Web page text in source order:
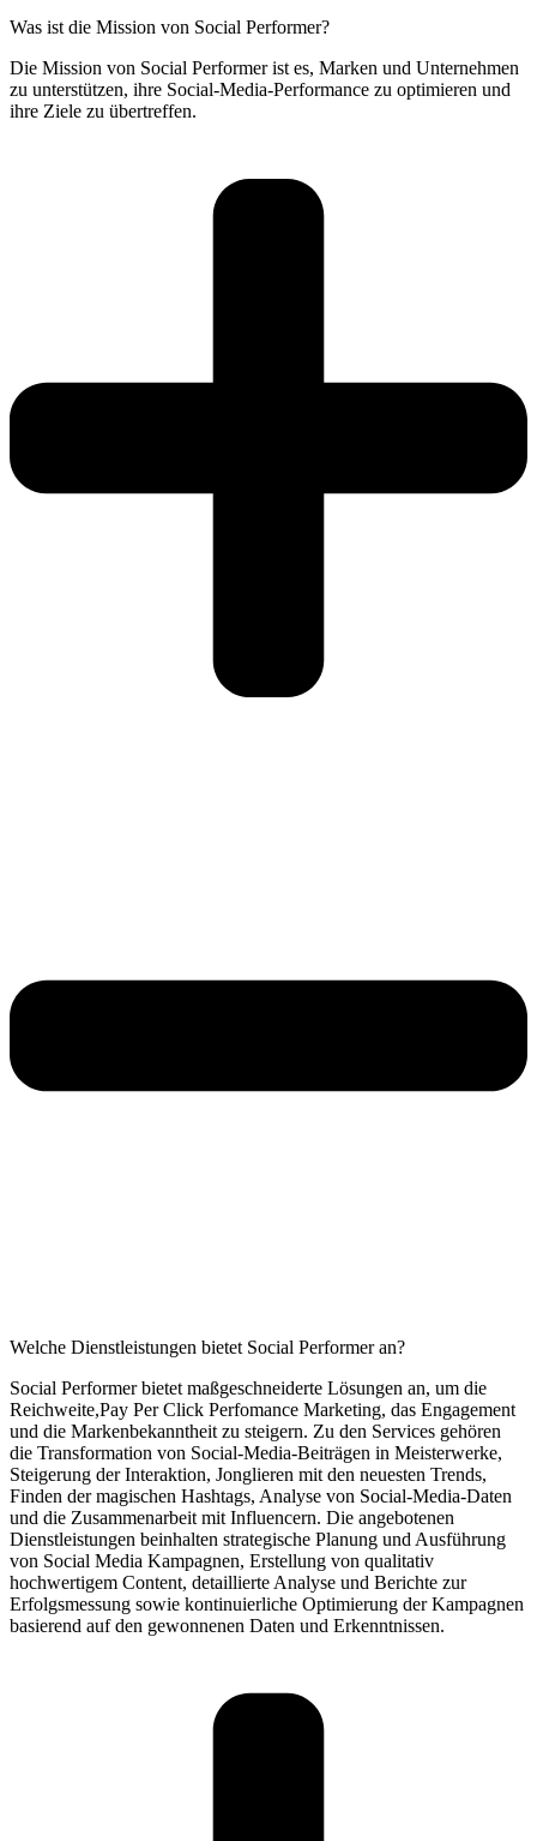
Was ist die Mission von Social Performer?
Die Mission von Social Performer ist es, Marken und Unternehmen
zu unterstützen, ihre Social-Media-Performance zu optimieren und
ihre Ziele zu übertreffen.
Welche Dienstleistungen bietet Social Performer an?
Social Performer bietet maßgeschneiderte Lösungen an, um die
Reichweite,Pay Per Click Perfomance Marketing, das Engagement
und die Markenbekanntheit zu steigern. Zu den Services gehören
die Transformation von Social-Media-Beiträgen in Meisterwerke,
Steigerung der Interaktion, Jonglieren mit den neuesten Trends,
Finden der magischen Hashtags, Analyse von Social-Media-Daten
und die Zusammenarbeit mit Influencern. Die angebotenen
Dienstleistungen beinhalten strategische Planung und Ausführung
von Social Media Kampagnen, Erstellung von qualitativ
hochwertigem Content, detaillierte Analyse und Berichte zur
Erfolgsmessung sowie kontinuierliche Optimierung der Kampagnen
basierend auf den gewonnenen Daten und Erkenntnissen.